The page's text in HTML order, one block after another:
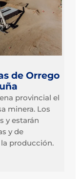
de Orrego
provincial el
minera. Los
y estarán
y de
producción.